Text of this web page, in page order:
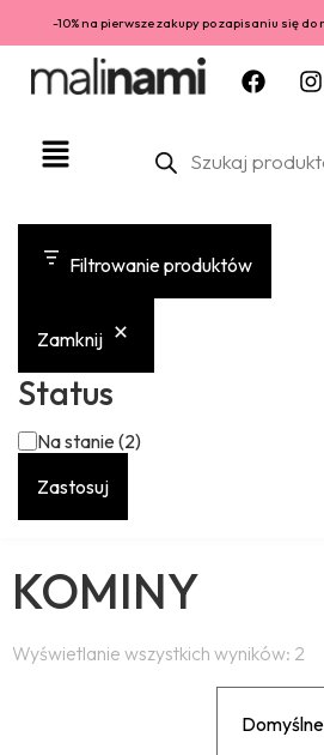
-10% na pierwsze zakupy po zapisaniu się do
Filtrowanie produktów
Zamknij
Status
Na stanie(2)
Zastosuj
KOMINY
Wyświetlanie wszystkich wyników: 2